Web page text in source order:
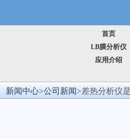
首页
LB膜分析仪
应用介绍
新闻中心>公司新闻>差热分析仪